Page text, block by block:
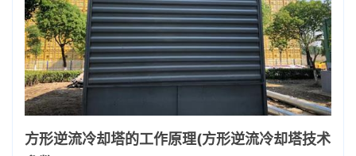
方形逆流冷却塔的工作原理(方形逆流冷却塔技术